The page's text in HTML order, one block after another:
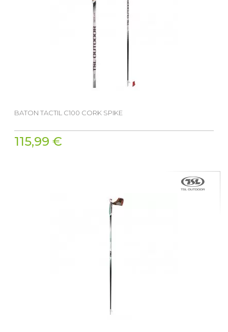
BATON TACTIL C100 CORK SPIKE
115,99 €